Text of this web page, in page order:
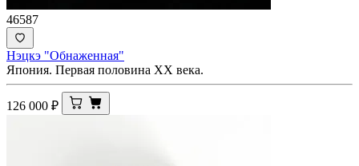
46587
Нэцкэ "Обнаженная"
Япония. Первая половина ХХ века.
126 000 ₽